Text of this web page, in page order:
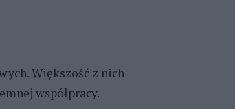
Większość z nich
współpracy.